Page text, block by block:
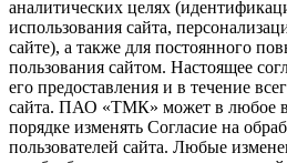
аналитических целях
использования сайта,
сайте), а также для постоянного
пользования сайтом. Настоящее
его предоставления и в течение
сайта. ПАО «ТМК» может в любое
порядке изменять Согласие на
пользователей сайта. Любые